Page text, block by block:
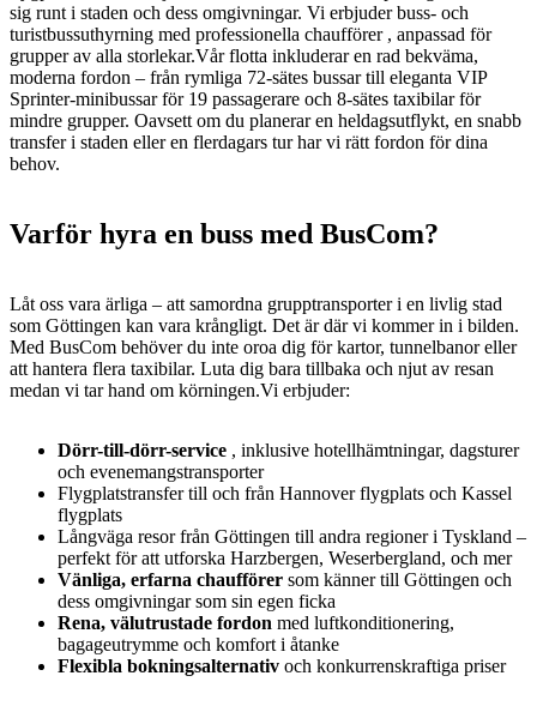
sig runt i staden och dess omgivningar. Vi erbjuder buss- och
turistbussuthyrning med professionella chaufförer , anpassad för
grupper av alla storlekar.Vår flotta inkluderar en rad bekväma,
moderna fordon – från rymliga 72-sätes bussar till eleganta VIP
Sprinter-minibussar för 19 passagerare och 8-sätes taxibilar för
mindre grupper. Oavsett om du planerar en heldagsutflykt, en snabb
transfer i staden eller en flerdagars tur har vi rätt fordon för dina
behov.
Varför hyra en buss med BusCom?
Låt oss vara ärliga – att samordna grupptransporter i en livlig stad
som Göttingen kan vara krångligt. Det är där vi kommer in i bilden.
Med BusCom behöver du inte oroa dig för kartor, tunnelbanor eller
att hantera flera taxibilar. Luta dig bara tillbaka och njut av resan
medan vi tar hand om körningen.Vi erbjuder:
Dörr-till-dörr-service , inklusive hotellhämtningar, dagsturer
och evenemangstransporter
Flygplatstransfer till och från Hannover flygplats och Kassel
flygplats
Långväga resor från Göttingen till andra regioner i Tyskland –
perfekt för att utforska Harzbergen, Weserbergland, och mer
Vänliga, erfarna chaufförer som känner till Göttingen och
dess omgivningar som sin egen ficka
Rena, välutrustade fordon med luftkonditionering,
bagageutrymme och komfort i åtanke
Flexibla bokningsalternativ och konkurrenskraftiga priser